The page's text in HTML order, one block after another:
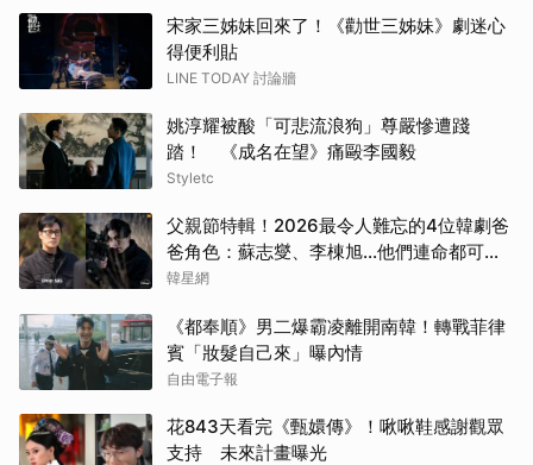
金高
千黛
楊洋
宋家三姊妹回來了！《勸世三姊妹》劇迷心
得便利貼
LINE TODAY 討論牆
姚淳耀被酸「可悲流浪狗」尊嚴慘遭踐
踏！ 《成名在望》痛毆李國毅
Styletc
父親節特輯！2026最令人難忘的4位韓劇爸
爸角色：蘇志燮、李棟旭...他們連命都可以
不要
韓星網
《都奉順》男二爆霸凌離開南韓！轉戰菲律
賓「妝髮自己來」曝內情
自由電子報
花843天看完《甄嬛傳》！啾啾鞋感謝觀眾
支持 未來計畫曝光